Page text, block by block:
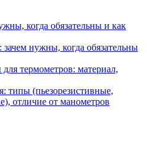
зачем нужны, когда обязательны
термометров: материал,
типы (пьезорезистивные,
отличие от манометров